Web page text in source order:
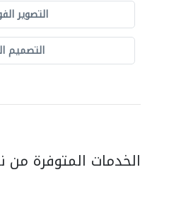
التصوير
التصميم
الخدمات المتوفرة